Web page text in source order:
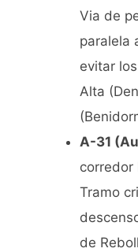
Via de
paralela
evitar
Alta
A-31
corredor
Tramo
de